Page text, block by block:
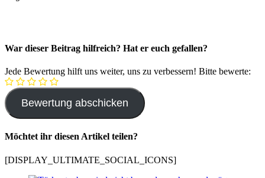
War dieser Beitrag hilfreich? Hat er euch gefallen?
Jede Bewertung hilft uns weiter, uns zu verbessern! Bitte bewerte:
Möchtet ihr diesen Artikel teilen?
[DISPLAY_ULTIMATE_SOCIAL_ICONS]